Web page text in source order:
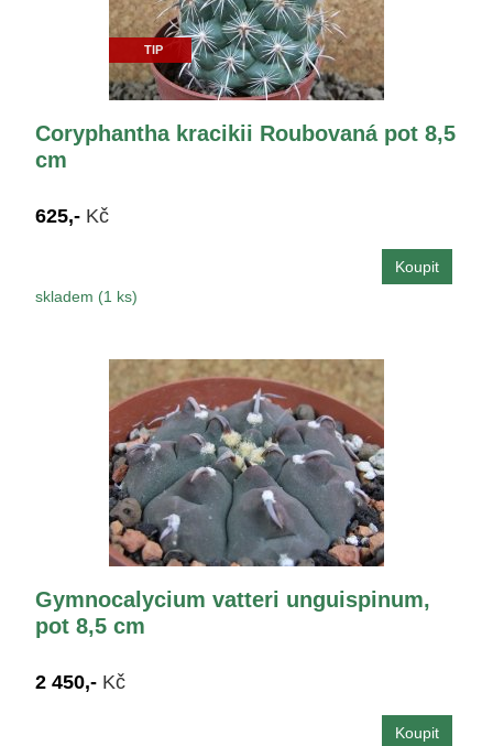
TIP
Coryphantha kracikii Roubovaná pot 8,5
cm
625,- Kč
skladem (1 ks)
Gymnocalycium vatteri unguispinum,
pot 8,5 cm
2 450,- Kč